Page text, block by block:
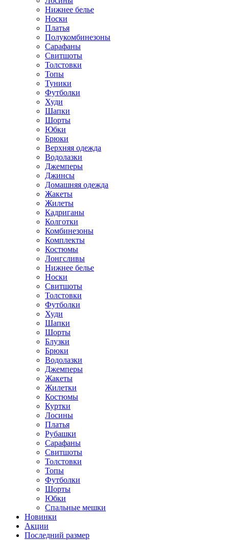
Нижнее белье
Носки
Платья
Полукомбинезоны
Сарафаны
Свитшоты
Толстовки
Топы
Туники
Футболки
Худи
Шапки
Шорты
Юбки
Брюки
Верхняя одежда
Водолазки
Джемперы
Джинсы
Домашняя одежда
Жакеты
Жилеты
Кадриганы
Колготки
Комбинезоны
Комплекты
Костюмы
Лонгсливы
Нижнее белье
Носки
Свитшоты
Толстовки
Футболки
Худи
Шапки
Шорты
Блузки
Брюки
Водолазки
Джемперы
Жакеты
Жилетки
Костюмы
Куртки
Лосины
Платья
Рубашки
Сарафаны
Свитшоты
Толстовки
Топы
Футболки
Шорты
Юбки
Спальные мешки
Новинки
Акции
Последний размер